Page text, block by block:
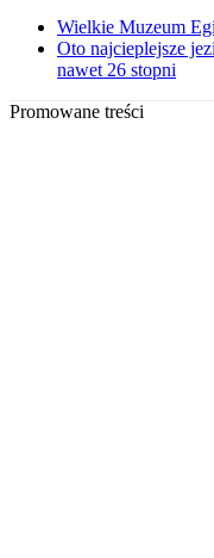
Wielkie Muzeum
Oto najcieplejsze
nawet 26 stopni
Promowane treści